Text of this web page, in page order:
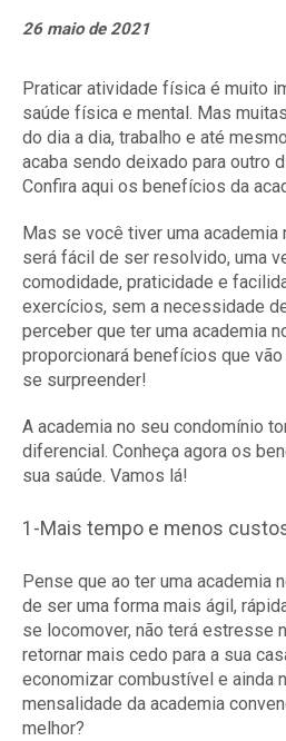
26 maio de 2021
Praticar atividade física é muito
saúde física e mental. Mas
do dia a dia, trabalho e até
acaba sendo deixado para outro
Confira aqui os benefícios da
Mas se você tiver uma
será fácil de ser resolvido, uma
comodidade, praticidade e
exercícios, sem a necessidade
perceber que ter uma academia
proporcionará benefícios que
se surpreender!
A academia no seu condomínio
diferencial. Conheça agora os
sua saúde. Vamos lá!
1-Mais tempo e menos
Pense que ao ter uma academia
de ser uma forma mais ágil,
se locomover, não terá estresse
retornar mais cedo para a sua
economizar combustível e ainda
mensalidade da academia
melhor?